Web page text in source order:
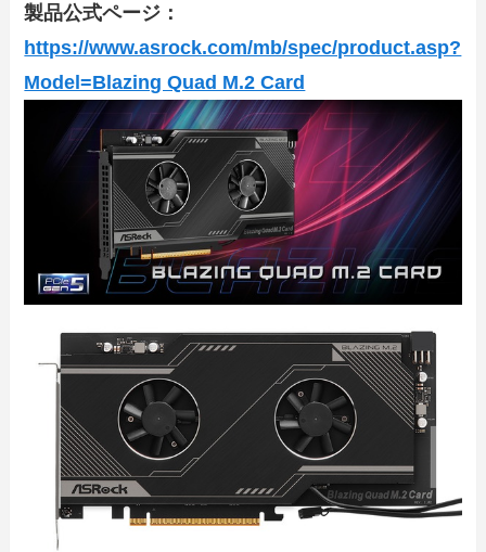
製品公式ページ：
https://www.asrock.com/mb/spec/product.asp?
Model=Blazing Quad M.2 Card